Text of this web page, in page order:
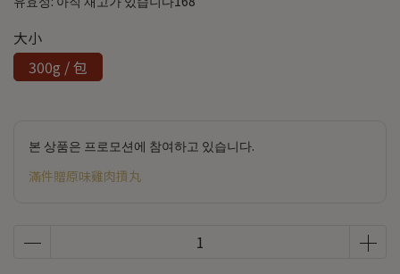
大小
300g / 包
본 상품은 프로모션에 참여하고 있습니다.
滿件贈原味雞肉摃丸